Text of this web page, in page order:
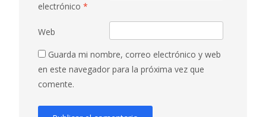
electrónico *
Web
Guarda mi nombre, correo electrónico y web
en este navegador para la próxima vez que
comente.